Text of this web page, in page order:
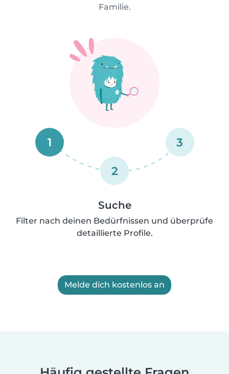
Familie.
1
2
3
Suche
Filter nach deinen Bedürfnissen und überprüfe
detaillierte Profile.
Melde dich kostenlos an